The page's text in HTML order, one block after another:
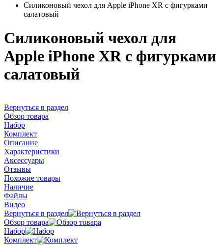
Силиконовый чехол для Apple iPhone XR с фигурками
салатовый
Силиконовый чехол для
Apple iPhone XR с фигурками
салатовый
Вернуться в раздел
Обзор товара
Набор
Комплект
Описание
Характеристики
Аксессуары
Отзывы
Похожие товары
Наличие
Файлы
Видео
Вернуться в раздел
Обзор товара
Набор
Комплект